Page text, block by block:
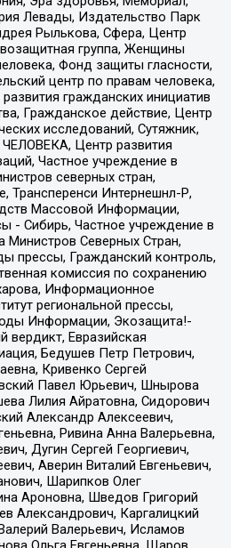
Левады, Издательство Парк
Рылькова, Сфера, Центр
группа, Женщины
Фонд защиты гласности,
центр по правам человека,
гражданских инициатив
Гражданское действие, Центр
исследований, Сутяжник,
Центр развития
Частное учреждение в
северных стран,
Трансперенси Интернешнл-Р,
Массовой Информации,
- Сибирь, Частное учреждение в
Министров Северных Стран,
прессы, Гражданский контроль,
комиссия по сохранению
Информационное
региональной прессы,
Информации, Экозащита!-
Евразийская
Бедушев Петр Петрович,
Кривенко Сергей
Павел Юрьевич, Шнырова
Лилия Айратовна, Сидорович
Александр Алексеевич,
Ривина Анна Валерьевна,
Дугин Сергей Георгиевич,
Аверин Виталий Евгеньевич,
Шарипков Олег
Ароновна, Шведов Григорий
Александрович, Каргалицкий
Валерьевич, Исламов